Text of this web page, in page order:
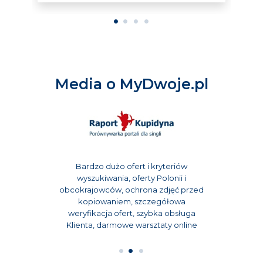
K7D57FC6
46 lat, pracownik administracyjny, Kraków
MyDwoje.pl.
1 2 3 4
Media o MyDwoje.pl
Bardzo dużo ofert i kryteriów
wyszukiwania, oferty Polonii i
obcokrajowców, ochrona zdjęć przed
kopiowaniem, szczegółowa
weryfikacja ofert, szybka obsługa
Klienta, darmowe warsztaty online
1 2 3